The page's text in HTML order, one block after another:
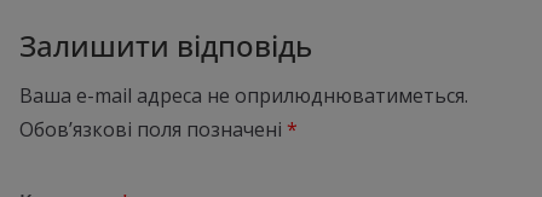
Залишити відповідь
Ваша e-mail адреса не оприлюднюватиметься.
Обов’язкові поля позначені *